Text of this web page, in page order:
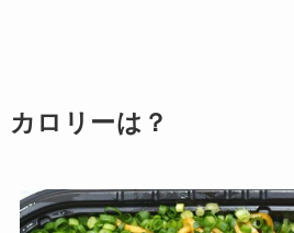
カロリーは？